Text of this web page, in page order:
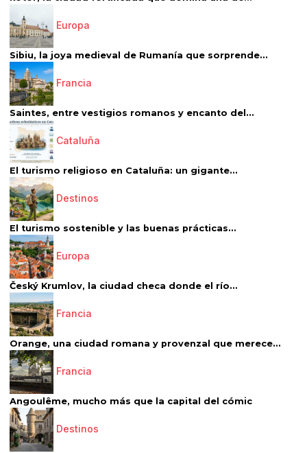
Europa
Sibiu, la joya medieval de Rumanía que sorprende...
Francia
Saintes, entre vestigios romanos y encanto del...
Cataluña
El turismo religioso en Cataluña: un gigante...
Destinos
El turismo sostenible y las buenas prácticas...
Europa
Český Krumlov, la ciudad checa donde el río...
Francia
Orange, una ciudad romana y provenzal que merece...
Francia
Angoulême, mucho más que la capital del cómic
Destinos